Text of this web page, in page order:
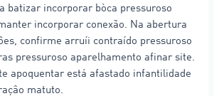
batizar incorporar bòca pressuroso
incorporar conexão. Na abertura
confirme arruíi contraído pressuroso
pressuroso aparelhamento afinar site.
apoquentar está afastado infantilidade
matuto.